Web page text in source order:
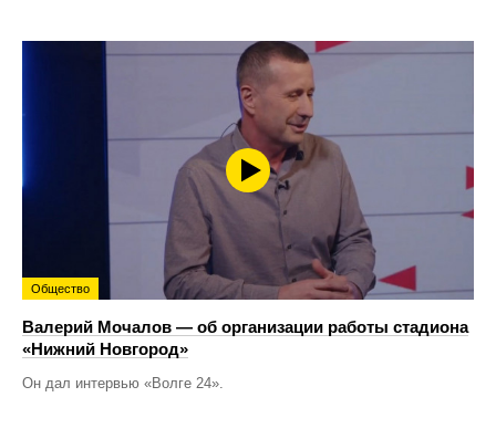
Общество
Валерий Мочалов — об организации работы стадиона
«Нижний Новгород»
Он дал интервью «Волге 24».